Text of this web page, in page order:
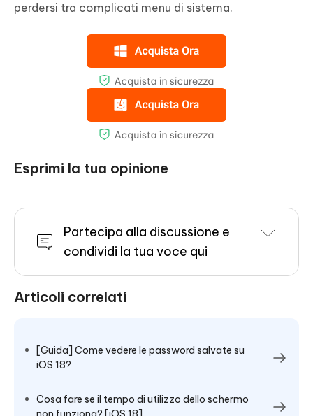
perdersi tra complicati menu di sistema.
Esprimi la tua opinione
Partecipa alla discussione e
condividi la tua voce qui
Articoli correlati
[Guida] Come vedere le password salvate su
iOS 18?
Cosa fare se il tempo di utilizzo dello schermo